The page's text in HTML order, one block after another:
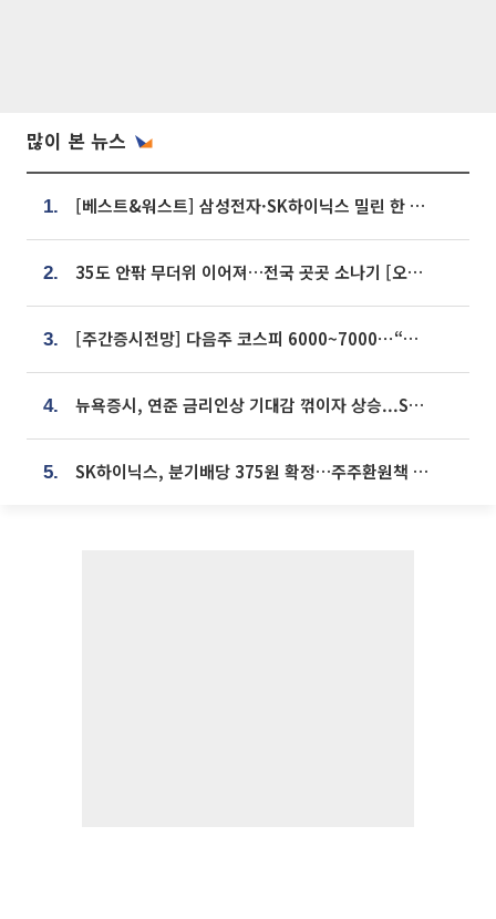
많이 본 뉴스
1. [베스트&워스트] 삼성전자·SK하이닉스 밀린 한 주…상상인증권은 85% 급등
2. 35도 안팎 무더위 이어져…전국 곳곳 소나기 [오늘 날씨]
3. [주간증시전망] 다음주 코스피 6000~7000⋯“外人 수급은 정책이 변수”
4. 뉴욕증시, 연준 금리인상 기대감 꺾이자 상승...S&P500 사상 최고치 [종합]
5. SK하이닉스, 분기배당 375원 확정…주주환원책 9월로 앞당겨 발표